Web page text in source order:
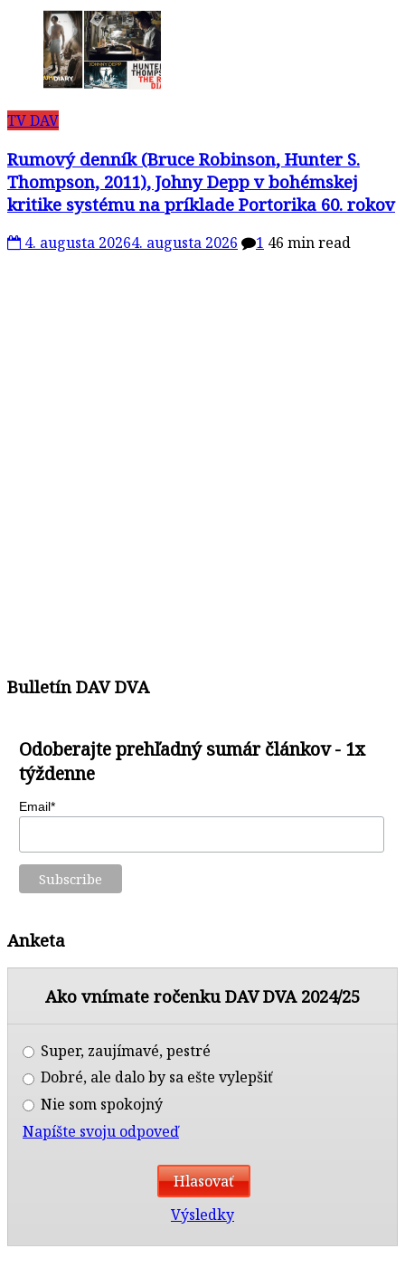
TV DAV
Rumový denník (Bruce Robinson, Hunter S.
Thompson, 2011), Johny Depp v bohémskej
kritike systému na príklade Portorika 60. rokov
4. augusta 20264. augusta 2026 1 46 min read
Bulletín DAV DVA
Odoberajte prehľadný sumár článkov - 1x
týždenne
Email*
Anketa
Ako vnímate ročenku DAV DVA 2024/25
Super, zaujímavé, pestré
Dobré, ale dalo by sa ešte vylepšiť
Nie som spokojný
Napíšte svoju odpoveď
Výsledky